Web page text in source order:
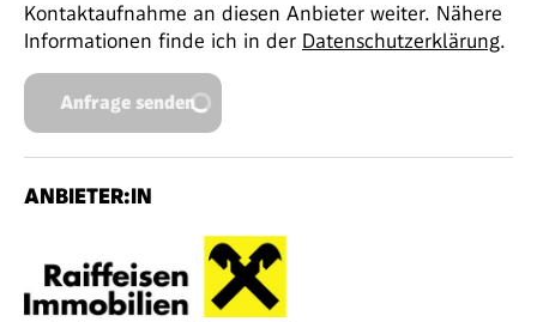
Kontaktaufnahme an diesen Anbieter weiter. Nähere
Informationen finde ich in der Datenschutzerklärung.
Anfrage senden
ANBIETER:IN